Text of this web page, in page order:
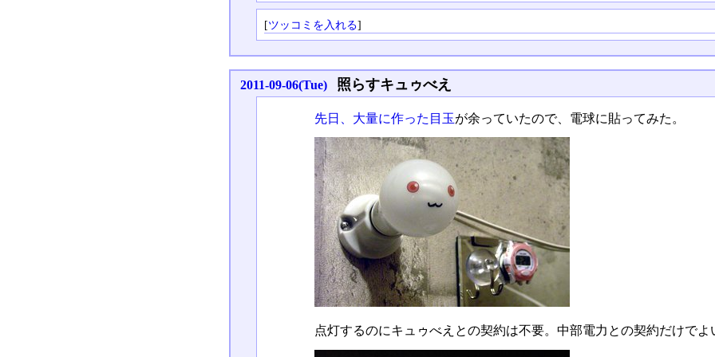
[ツッコミを入れる]
2011-09-06(Tue) 照らすキュゥべえ
先日、大量に作った目玉が余っていたので、電球に貼ってみた。
点灯するのにキュゥべえとの契約は不要。中部電力との契約だけでよ